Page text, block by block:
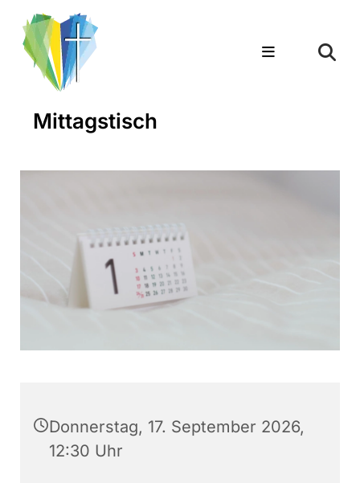
Mittagstisch
Donnerstag, 17. September 2026,
12:30 Uhr